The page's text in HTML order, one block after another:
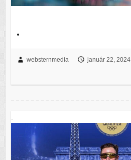
.
websternmedia január 22, 2024
.